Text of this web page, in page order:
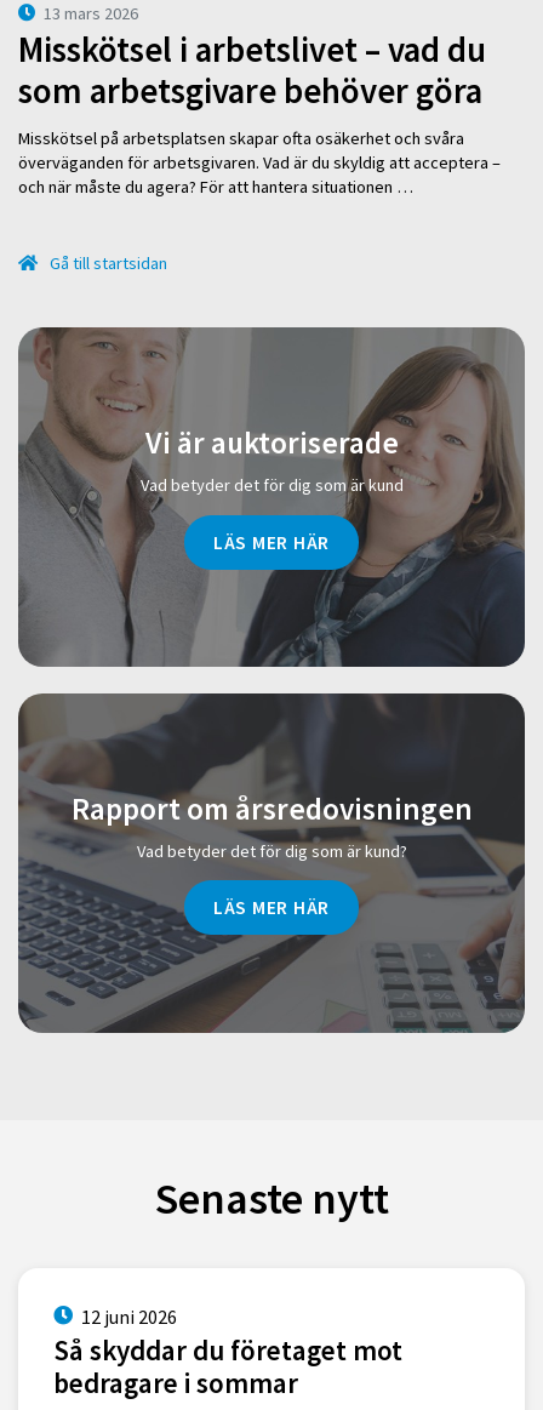
13 mars 2026
Misskötsel i arbetslivet – vad du
som arbetsgivare behöver göra
Misskötsel på arbetsplatsen skapar ofta osäkerhet och svåra
överväganden för arbetsgivaren. Vad är du skyldig att acceptera –
och när måste du agera? För att hantera situationen …
Gå till startsidan
Vi är auktoriserade
Vad betyder det för dig som är kund
LÄS MER HÄR
Rapport om årsredovisningen
Vad betyder det för dig som är kund?
LÄS MER HÄR
Senaste nytt
12 juni 2026
Så skyddar du företaget mot
bedragare i sommar